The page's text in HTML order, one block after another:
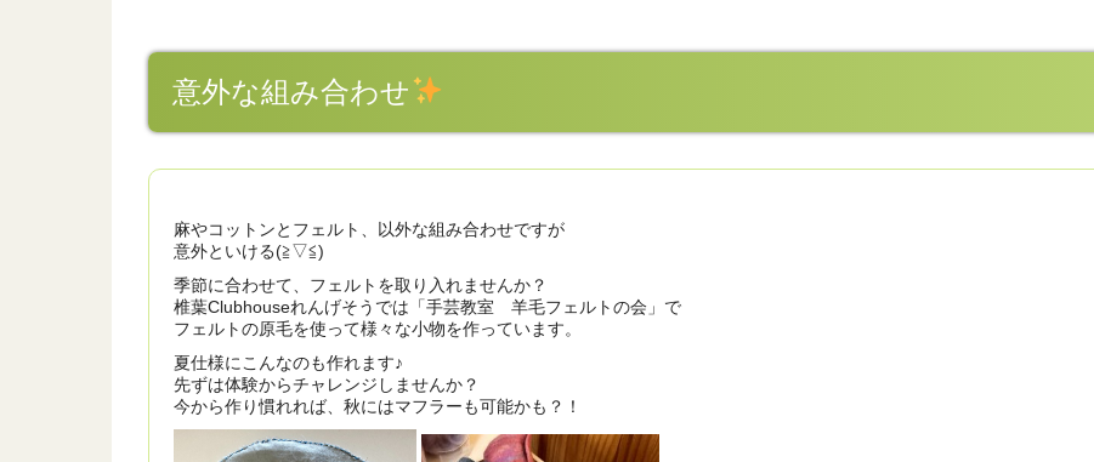
意外な組み合わせ
麻やコットンとフェルト、以外な組み合わせですが
意外といける(≧▽≦)
季節に合わせて、フェルトを取り入れませんか？
椎葉Clubhouseれんげそうでは「手芸教室 羊毛フェルトの会」で
フェルトの原毛を使って様々な小物を作っています。
夏仕様にこんなのも作れます♪
先ずは体験からチャレンジしませんか？
今から作り慣れれば、秋にはマフラーも可能かも？！